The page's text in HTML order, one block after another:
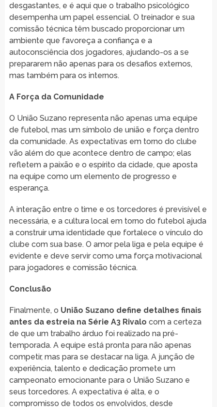
desgastantes, e é aqui que o trabalho psicológico
desempenha um papel essencial. O treinador e sua
comissão técnica têm buscado proporcionar um
ambiente que favoreça a confiança e a
autoconsciência dos jogadores, ajudando-os a se
prepararem não apenas para os desafios externos,
mas também para os internos.
A Força da Comunidade
O União Suzano representa não apenas uma equipe
de futebol, mas um símbolo de união e força dentro
da comunidade. As expectativas em torno do clube
vão além do que acontece dentro de campo; elas
refletem a paixão e o espírito da cidade, que aposta
na equipe como um elemento de progresso e
esperança.
A interação entre o time e os torcedores é previsível e
necessária, e a cultura local em torno do futebol ajuda
a construir uma identidade que fortalece o vínculo do
clube com sua base. O amor pela liga e pela equipe é
evidente e deve servir como uma força motivacional
para jogadores e comissão técnica.
Conclusão
Finalmente, o União Suzano define detalhes finais
antes da estreia na Série A3 Rivalo com a certeza
de que um trabalho árduo foi realizado na pré-
temporada. A equipe está pronta para não apenas
competir, mas para se destacar na liga. A junção de
experiência, talento e dedicação promete um
campeonato emocionante para o União Suzano e
seus torcedores. A expectativa é alta, e o
compromisso de todos os envolvidos, desde